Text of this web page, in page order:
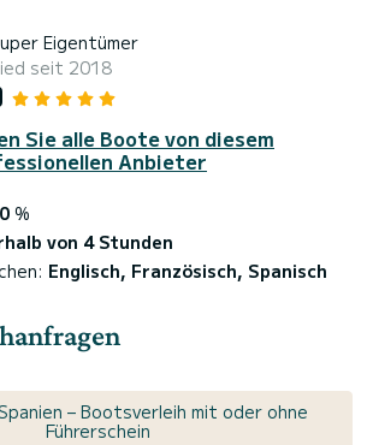
Eigentümer
seit 2018
Sie alle Boote von diesem
Anbieter
%
von 4 Stunden
Englisch, Französisch, Spanisch
– Bootsverleih mit oder ohne
Führerschein